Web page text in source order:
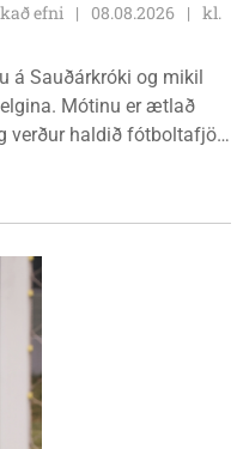
efni 08.08.2026
kl.
á Sauðárkróki og mikil
Mótinu er ætlað
verður haldið fótboltafjör
föstudaginn 7. ágúst